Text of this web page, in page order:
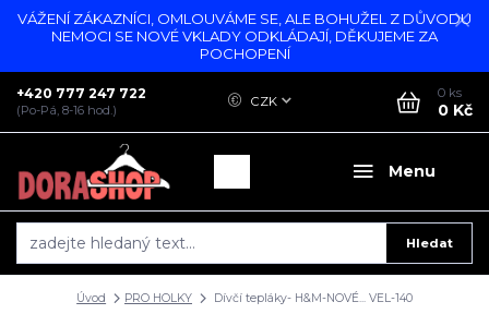
VÁŽENÍ ZÁKAZNÍCI, OMLOUVÁME SE, ALE BOHUŽEL Z DŮVODU
NEMOCI SE NOVÉ VKLADY ODKLÁDAJÍ, DĚKUJEME ZA
POCHOPENÍ
Menu
CZK
Hledat
+420 777 247 722
(Po-Pá, 8-16 hod.)
0 ks
0 Kč
Úvod PRO HOLKY Dívčí tepláky- H&M-NOVÉ... VEL-140